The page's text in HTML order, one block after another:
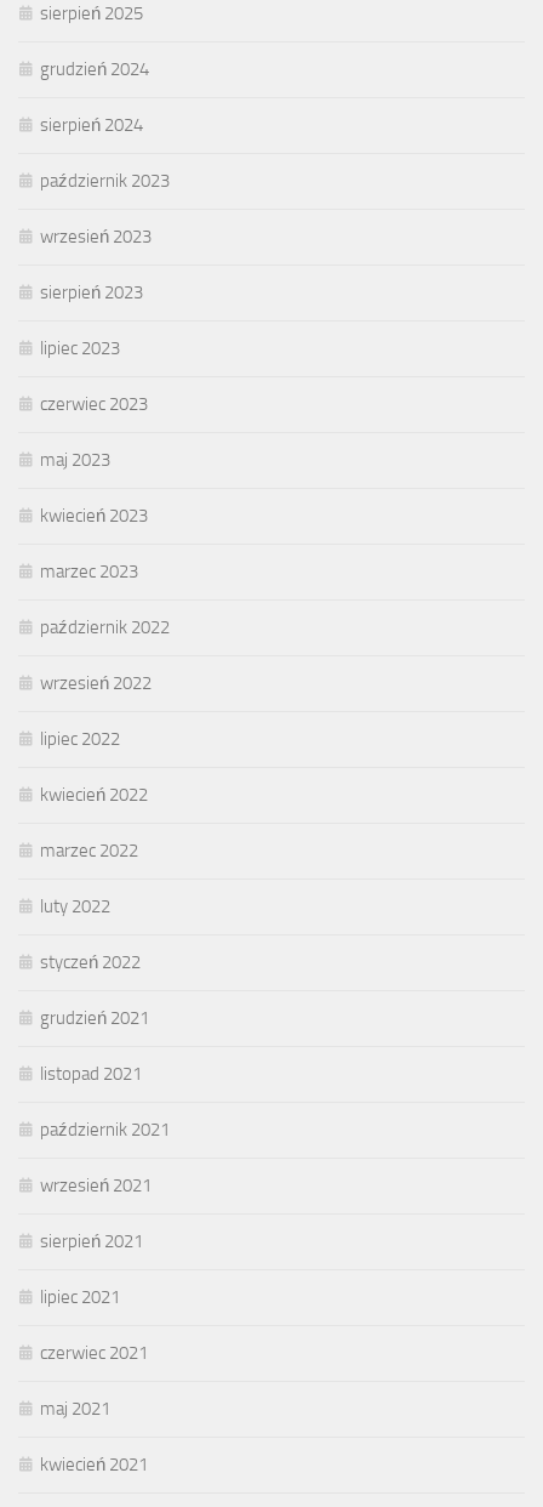
sierpień 2025
grudzień 2024
sierpień 2024
październik 2023
wrzesień 2023
sierpień 2023
lipiec 2023
czerwiec 2023
maj 2023
kwiecień 2023
marzec 2023
październik 2022
wrzesień 2022
lipiec 2022
kwiecień 2022
marzec 2022
luty 2022
styczeń 2022
grudzień 2021
listopad 2021
październik 2021
wrzesień 2021
sierpień 2021
lipiec 2021
czerwiec 2021
maj 2021
kwiecień 2021